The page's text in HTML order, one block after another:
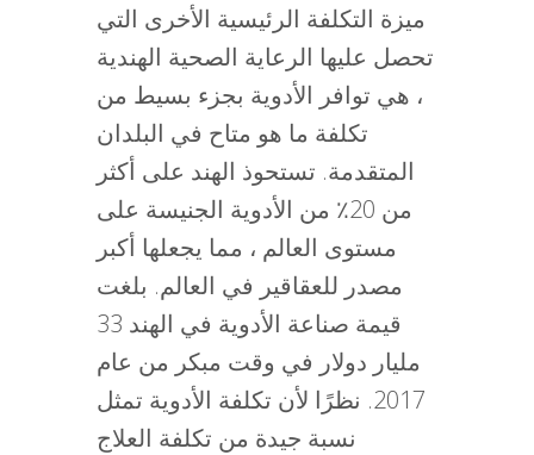
ميزة التكلفة الرئيسية الأخرى التي
تحصل عليها الرعاية الصحية الهندية
، هي توافر الأدوية بجزء بسيط من
تكلفة ما هو متاح في البلدان
المتقدمة. تستحوذ الهند على أكثر
من 20٪ من الأدوية الجنيسة على
مستوى العالم ، مما يجعلها أكبر
مصدر للعقاقير في العالم. بلغت
قيمة صناعة الأدوية في الهند 33
مليار دولار في وقت مبكر من عام
2017. نظرًا لأن تكلفة الأدوية تمثل
نسبة جيدة من تكلفة العلاج